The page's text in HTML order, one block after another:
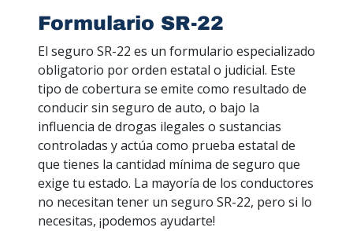
Formulario SR-22
El seguro SR-22 es un formulario especializado
obligatorio por orden estatal o judicial. Este
tipo de cobertura se emite como resultado de
conducir sin seguro de auto, o bajo la
influencia de drogas ilegales o sustancias
controladas y actúa como prueba estatal de
que tienes la cantidad mínima de seguro que
exige tu estado. La mayoría de los conductores
no necesitan tener un seguro SR-22, pero si lo
necesitas, ¡podemos ayudarte!